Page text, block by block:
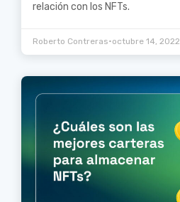
relación con los NFTs.
Roberto Contreras•octubre 14, 2022